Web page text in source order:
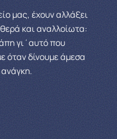
μας, έχουν αλλάξει
και αναλλοίωτα:
γι΄αυτό που
όταν δίνουμε άμεσα